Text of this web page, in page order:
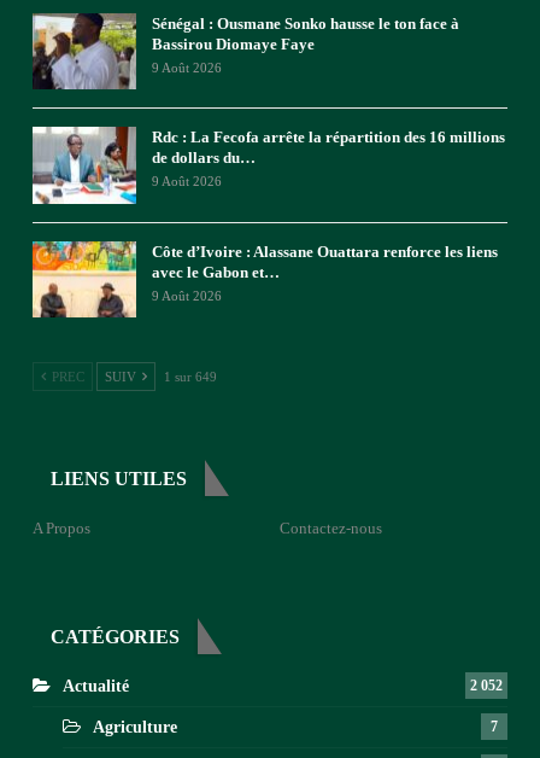
Sénégal : Ousmane Sonko hausse le ton face à
Bassirou Diomaye Faye
9 Août 2026
Rdc : La Fecofa arrête la répartition des 16 millions
de dollars du…
9 Août 2026
Côte d’Ivoire : Alassane Ouattara renforce les liens
avec le Gabon et…
9 Août 2026
PREC SUIV 1 sur 649
LIENS UTILES
A Propos Contactez-nous
CATÉGORIES
Actualité 2 052
Agriculture 7